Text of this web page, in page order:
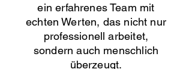
ein erfahrenes Team mit
echten Werten, das nicht nur
professionell arbeitet,
sondern auch menschlich
überzeugt.